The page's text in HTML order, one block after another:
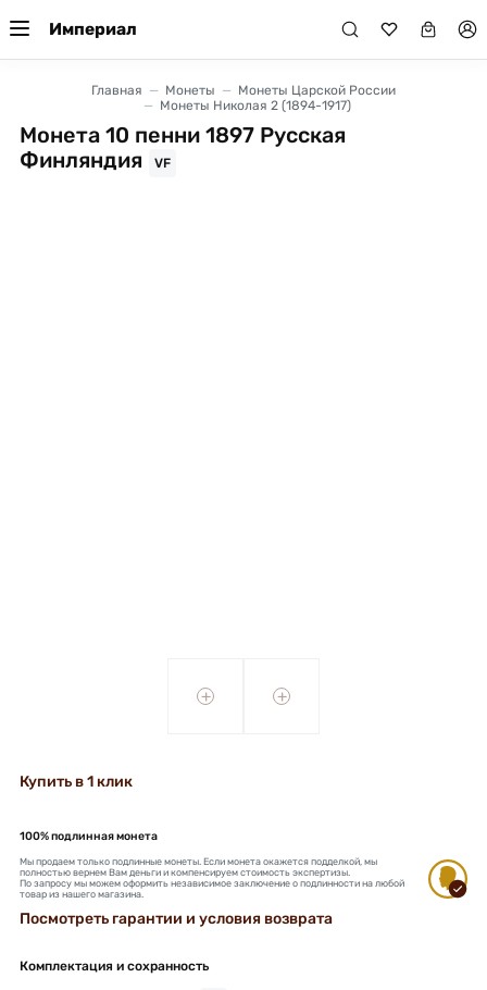
Империал
Главная Монеты
Монеты Царской России
Монеты Николая 2 (1894-1917)
Монета 10 пенни 1897 Русская
Финляндия
VF
+ +
Купить в 1 клик
100% подлинная монета
Мы продаем только подлинные монеты. Если монета окажется подделкой, мы
полностью вернем Вам деньги и компенсируем стоимость экспертизы.
По запросу мы можем оформить независимое заключение о подлинности на любой
товар из нашего магазина.
Посмотреть гарантии и условия возврата
Комплектация и сохранность